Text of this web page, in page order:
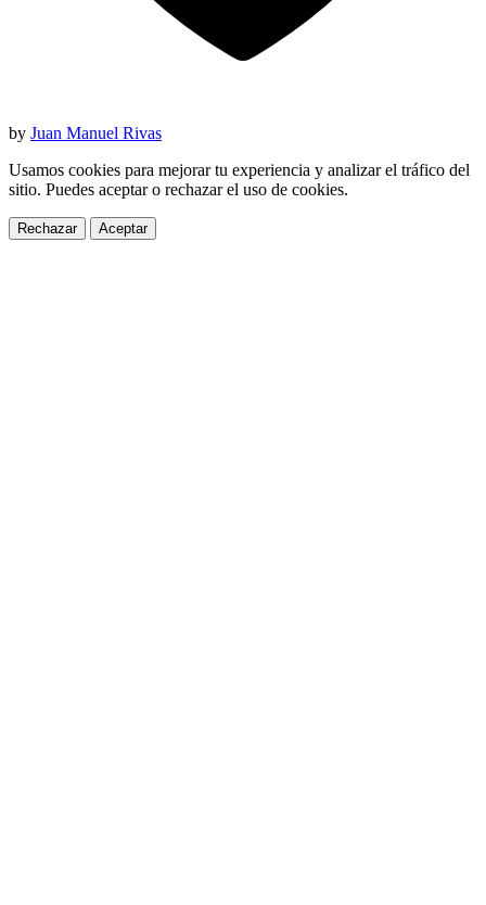
by Juan Manuel Rivas
Usamos cookies para mejorar tu experiencia y analizar el tráfico del
sitio. Puedes aceptar o rechazar el uso de cookies.
Rechazar Aceptar